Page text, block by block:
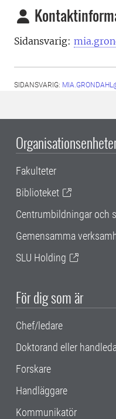
Sidansvarig:
SIDANSVARIG:
Fakulteter
Biblioteket
Centrumbildningar och
Gemensamma
SLU Holding
För dig som är
Chef/ledare
Doktorand eller
Forskare
Handläggare
Kommunikatör